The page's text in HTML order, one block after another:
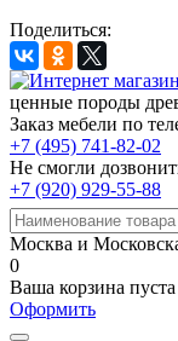
Поделиться:
ценные породы
Заказ мебели по
+7 (495) 741-82-02
Не смогли
+7 (920) 929-55-88
Москва и
0
Ваша корзина пуста
Оформить